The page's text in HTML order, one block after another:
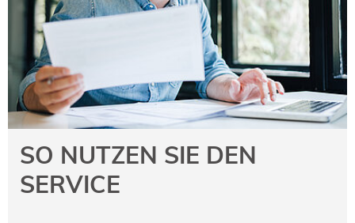
SO NUTZEN SIE DEN
SERVICE